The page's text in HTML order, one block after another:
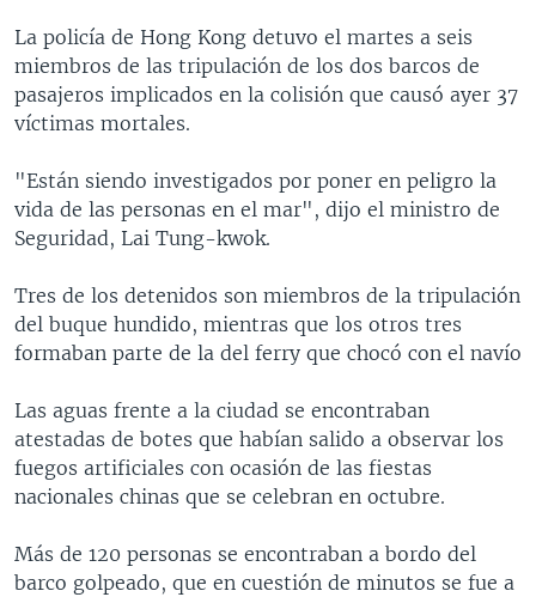
La policía de Hong Kong detuvo el martes a seis
miembros de las tripulación de los dos barcos de
pasajeros implicados en la colisión que causó ayer 37
víctimas mortales.
"Están siendo investigados por poner en peligro la
vida de las personas en el mar", dijo el ministro de
Seguridad, Lai Tung-kwok.
Tres de los detenidos son miembros de la tripulación
del buque hundido, mientras que los otros tres
formaban parte de la del ferry que chocó con el navío
Las aguas frente a la ciudad se encontraban
atestadas de botes que habían salido a observar los
fuegos artificiales con ocasión de las fiestas
nacionales chinas que se celebran en octubre.
Más de 120 personas se encontraban a bordo del
barco golpeado, que en cuestión de minutos se fue a